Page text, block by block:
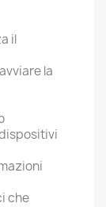
il
la
dispositivi
che